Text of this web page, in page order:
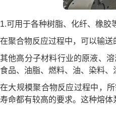
1.可用于各种树脂、化纤、橡胶
在聚合物反应过程中，可以输送
其他高分子材料行业的原液、
食品、油脂、燃料、油、染料
在大规模聚合物反应过程中，
寿命都有较高的要求。这种熔